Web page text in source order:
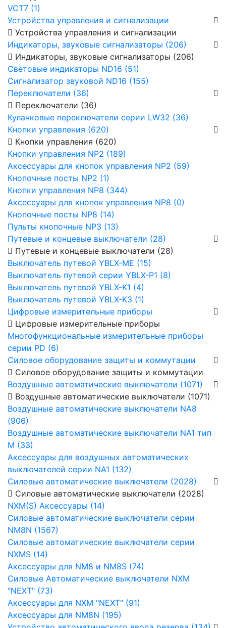
VCT7 (1)
Устройства управления и сигнализации
Устройства управления и сигнализации
Индикаторы, звуковые сигнализаторы (206)
Индикаторы, звуковые сигнализаторы (206)
Световые индикаторы ND16 (51)
Сигнализатор звуковой ND16 (155)
Переключатели (36)
Переключатели (36)
Кулачковые переключатели серии LW32 (36)
Кнопки управления (620)
Кнопки управления (620)
Кнопки управления NP2 (189)
Аксессуары для кнопок управления NP2 (59)
Кнопочные посты NP2 (1)
Кнопки управления NP8 (344)
Аксессуары для кнопок управления NP8 (0)
Кнопочные посты NP8 (14)
Пульты кнопочные NP3 (13)
Путевые и концевые выключатели (28)
Путевые и концевые выключатели (28)
Выключатель путевой YBLX-ME (15)
Выключатель путевой серии YBLX-P1 (8)
Выключатель путевой YBLX-K1 (4)
Выключатель путевой YBLX-K3 (1)
Цифровые измерительные приборы
Цифровые измерительные приборы
Многофункциональные измерительные приборы
серии PD (6)
Силовое оборудование защиты и коммутации
Силовое оборудование защиты и коммутации
Воздушные автоматические выключатели (1071)
Воздушные автоматические выключатели (1071)
Воздушные автоматические выключатели NA8
(906)
Воздушные автоматические выключатели NA1 тип
М (33)
Аксессуары для воздушных автоматических
выключателей серии NA1 (132)
Силовые автоматические выключатели (2028)
Силовые автоматические выключатели (2028)
NXM(S) Аксессуары (14)
Силовые автоматические выключатели серии
NM8N (1567)
Силовые автоматические выключатели серии
NXMS (14)
Аксессуары для NM8 и NM8S (74)
Силовые Автоматические выключатели NXM
"NEXT" (73)
Аксессуары для NXM "NEXT" (91)
Аксессуары для NM8N (195)